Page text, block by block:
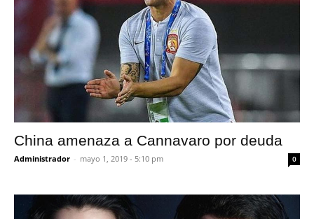
China amenaza a Cannavaro por deuda
Administrador - mayo 1, 2019 - 5:10 pm 0